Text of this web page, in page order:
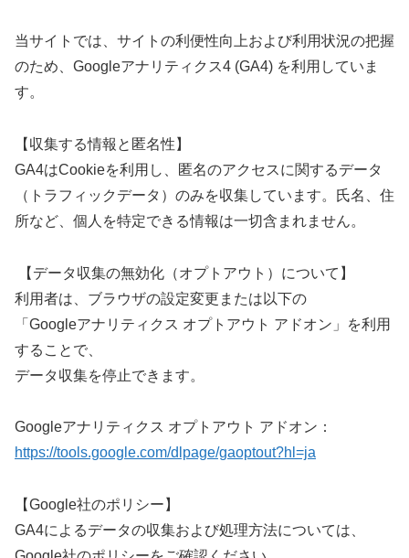
当サイトでは、サイトの利便性向上および利用状況の把握
のため、Googleアナリティクス4 (GA4) を利用していま
す。
【収集する情報と匿名性】
GA4はCookieを利用し、匿名のアクセスに関するデータ
（トラフィックデータ）のみを収集しています。氏名、住
所など、個人を特定できる情報は一切含まれません。
【データ収集の無効化（オプトアウト）について】
利用者は、ブラウザの設定変更または以下の
「Googleアナリティクス オプトアウト アドオン」を利用
することで、
データ収集を停止できます。
Googleアナリティクス オプトアウト アドオン：
https://tools.google.com/dlpage/gaoptout?hl=ja
【Google社のポリシー】
GA4によるデータの収集および処理方法については、